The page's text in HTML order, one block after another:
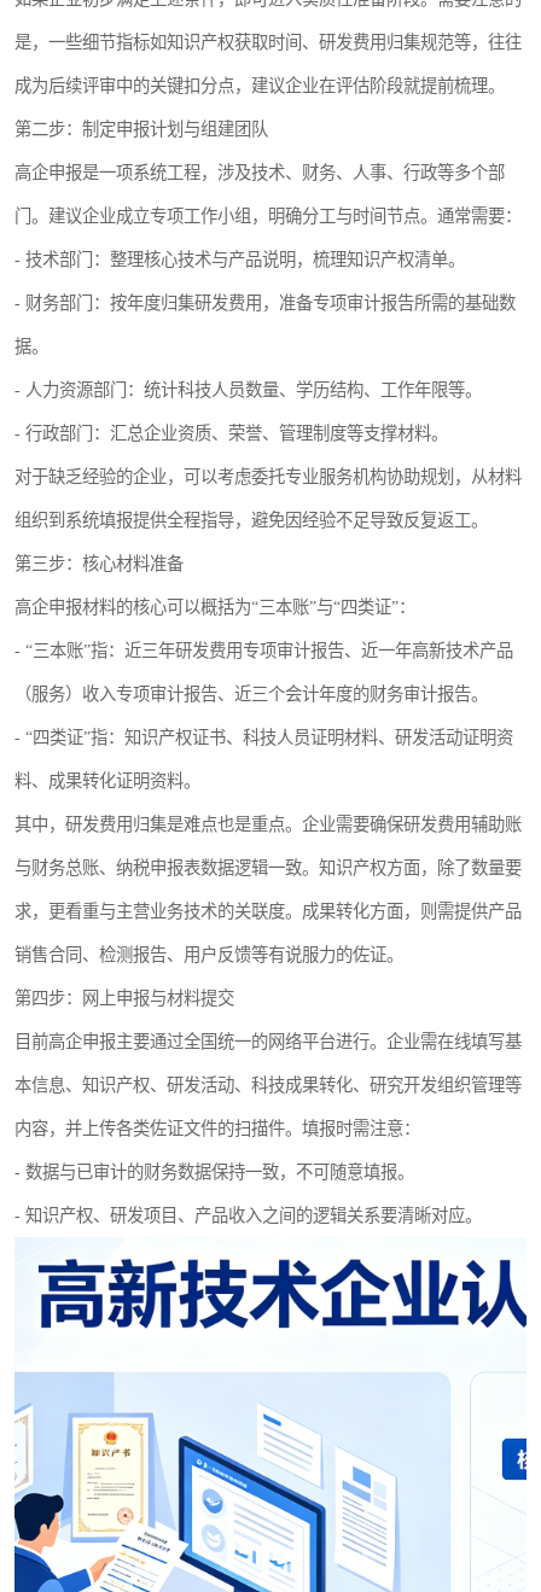
是，一些细节指标如知识产权获取时间、研发费用归集规范等，往往
成为后续评审中的关键扣分点，建议企业在评估阶段就提前梳理。
第二步：制定申报计划与组建团队
高企申报是一项系统工程，涉及技术、财务、人事、行政等多个部
门。建议企业成立专项工作小组，明确分工与时间节点。通常需要：
- 技术部门：整理核心技术与产品说明，梳理知识产权清单。
- 财务部门：按年度归集研发费用，准备专项审计报告所需的基础数
据。
- 人力资源部门：统计科技人员数量、学历结构、工作年限等。
- 行政部门：汇总企业资质、荣誉、管理制度等支撑材料。
对于缺乏经验的企业，可以考虑委托专业服务机构协助规划，从材料
组织到系统填报提供全程指导，避免因经验不足导致反复返工。
第三步：核心材料准备
高企申报材料的核心可以概括为“三本账”与“四类证”：
- “三本账”指：近三年研发费用专项审计报告、近一年高新技术产品
（服务）收入专项审计报告、近三个会计年度的财务审计报告。
- “四类证”指：知识产权证书、科技人员证明材料、研发活动证明资
料、成果转化证明资料。
其中，研发费用归集是难点也是重点。企业需要确保研发费用辅助账
与财务总账、纳税申报表数据逻辑一致。知识产权方面，除了数量要
求，更看重与主营业务技术的关联度。成果转化方面，则需提供产品
销售合同、检测报告、用户反馈等有说服力的佐证。
第四步：网上申报与材料提交
目前高企申报主要通过全国统一的网络平台进行。企业需在线填写基
本信息、知识产权、研发活动、科技成果转化、研究开发组织管理等
内容，并上传各类佐证文件的扫描件。填报时需注意：
- 数据与已审计的财务数据保持一致，不可随意填报。
- 知识产权、研发项目、产品收入之间的逻辑关系要清晰对应。